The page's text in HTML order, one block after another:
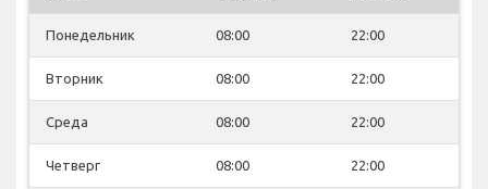
Понедельник 08:00 22:00
Вторник 08:00 22:00
Среда 08:00 22:00
Четверг 08:00 22:00